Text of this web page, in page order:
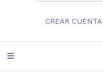
CREAR CUENTA